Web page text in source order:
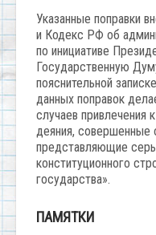
Указанные поправки
и Кодекс РФ об
по инициативе
Государственную
пояснительной
данных поправок
случаев привлечения
деяния, совершенные
представляющие
конституционного
государства».
ПАМЯТКИ